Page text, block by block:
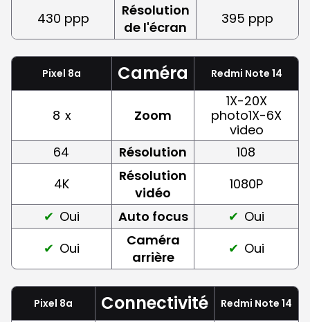
430 ppp
Résolution
de l'écran
395 ppp
Pixel 8a Caméra Redmi Note 14
8 x Zoom
1X-20X
photo1X-6X
video
64
Résolution
108
4K
Résolution
vidéo
1080P
Oui
Auto focus
Oui
Oui
Caméra
arrière
Oui
Pixel 8a Connectivité Redmi Note 14